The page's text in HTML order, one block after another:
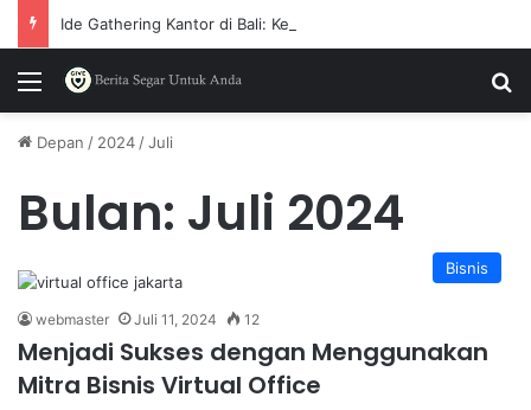
Menu
Depan / 2024 /Juli
Bulan: Juli 2024
Bisnis
webmaster Juli 11, 2024 12
Menjadi Sukses dengan Menggunakan
Mitra Bisnis Virtual Office